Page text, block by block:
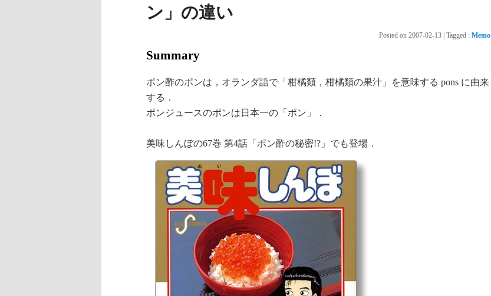
ン」の違い
Posted on 2007-02-13 Tagged : Memo
Summary
ポン酢のポンは，オランダ語で「柑橘類，柑橘類の果汁」を意味する pons に由来
する．
ポンジュースのポンは日本一の「ポン」．
美味しんぼの67巻 第4話「ポン酢の秘密!?」でも登場．